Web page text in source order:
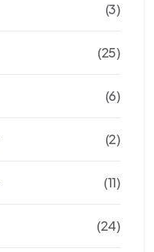
(3)
(25)
(6)
(2)
(11)
(24)